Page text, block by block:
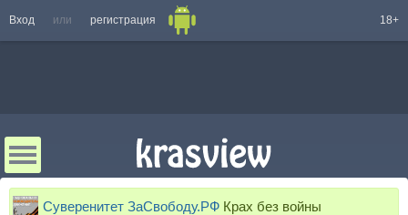
Вход или регистрация 18+
Суверенитет ЗаСвободу.РФ Крах без войны